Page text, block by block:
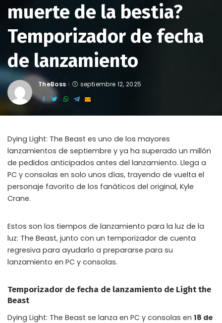
muerte de la bestia?
Temporizador de fecha
de lanzamiento
Posted
TheBoss septiembre 12, 2025
Dying Light: The Beast es uno de los mayores
lanzamientos de septiembre y ya ha superado un millón
de pedidos anticipados antes del lanzamiento. Llega a
PC y consolas en solo unos días, trayendo de vuelta el
personaje favorito de los fanáticos del original, Kyle
Crane.
Estos son los tiempos de lanzamiento para la luz de la
luz: The Beast, junto con un temporizador de cuenta
regresiva para ayudarlo a prepararse para su
lanzamiento en PC y consolas.
Temporizador de fecha de lanzamiento de Light the
Beast
Dying Light: The Beast se lanza en PC y consolas en 18 de